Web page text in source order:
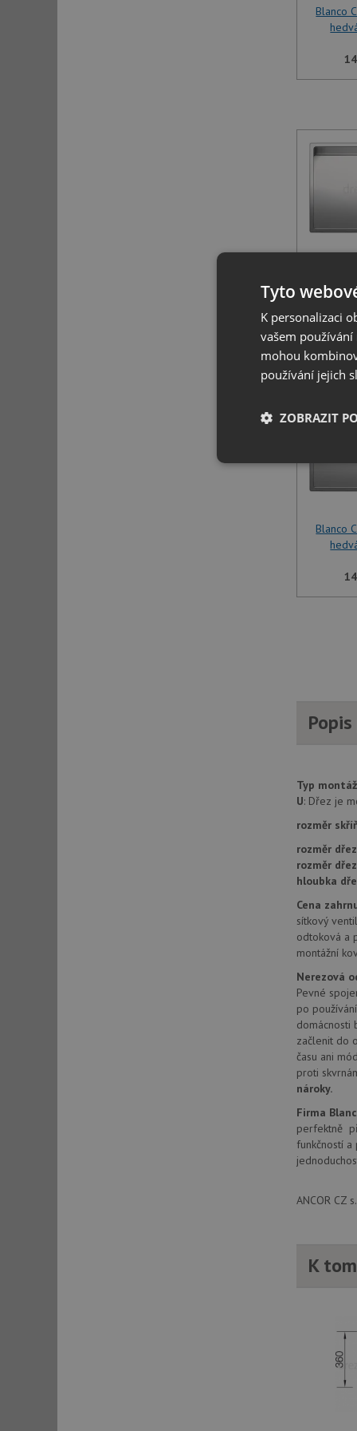
Blanco
Blanco
Typ
U: Dřez je
rozměr
rozměr
rozměr
hloubka
Cena
sítkový
odtoková a
montážní
Nerezová
Pevné
po
domácnosti
začlenit do
času ani
proti
nároky.
Firma
perfektně
funkčností
ANCOR CZ
K
Tyto
K personalizaci
vašem
mohou
používání jejich
ZOBRAZIT
Nezbytně
Nezbytně nutné
stránky nelze bez
CookieScriptConsent
AUTORIZACE
_ga_9T91YFLEPX
Název
__Secure-YNID
__Secure-
VISITOR_INFO1_LIVE